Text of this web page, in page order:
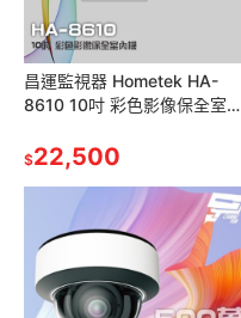
昌運監視器 Hometek HA-
8610 10吋 彩色影像保全室內
個防盜迴路
$22,500